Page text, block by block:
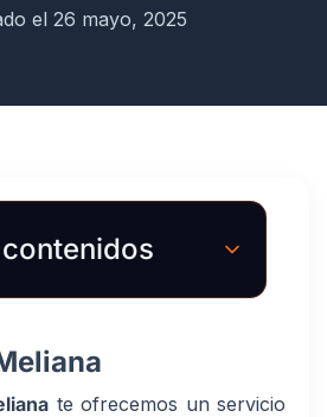
el 26 mayo, 2025
te ofrecemos un servicio